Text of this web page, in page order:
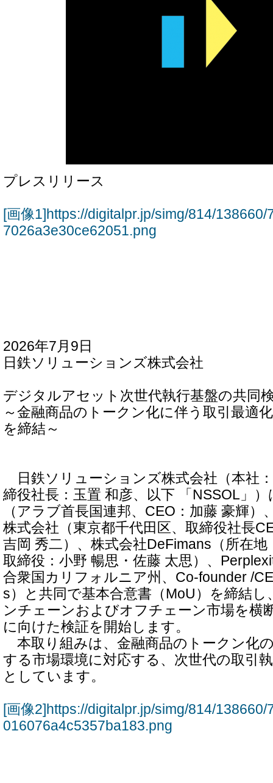
プレスリリース
[画像1]https://digitalpr.jp/simg/814/
7026a3e30ce62051.png
2026年7月9日
日鉄ソリューションズ株式会社
デジタルアセット次世代執行基盤の共同
～金融商品のトークン化に伴う取引最適
を締結～
日鉄ソリューションズ株式会社（本社
締役社長：玉置 和彦、以下 「NSSOL」
（アラブ首長国連邦、CEO：加藤 豪輝）
株式会社（東京都千代田区、取締役社長
吉岡 秀二）、株式会社DeFimans（所在
取締役：小野 暢思・佐藤 太思）、
合衆国カリフォルニア州、Co-founder /
s）と共同で基本合意書（MoU）を締結し
ンチェーンおよびオフチェーン市場を横
に向けた検証を開始します。
本取り組みは、金融商品のトークン化
する市場環境に対応する、次世代の取引
としています。
[画像2]https://digitalpr.jp/simg/814/
016076a4c5357ba183.png